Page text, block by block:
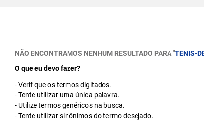
NÃO ENCONTRAMOS NENHUM RESULTADO PARA "TENIS-
O que eu devo fazer?
Verifique os termos digitados.
Tente utilizar uma única palavra.
Utilize termos genéricos na busca.
Tente utilizar sinônimos do termo desejado.